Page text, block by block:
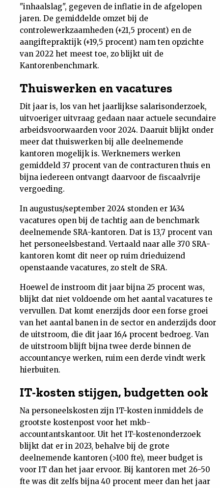
"inhaalslag", gegeven de inflatie in de afgelopen
jaren. De gemiddelde omzet bij de
controlewerkzaamheden (+21,5 procent) en de
aangiftepraktijk (+19,5 procent) nam ten opzichte
van 2022 het meest toe, zo blijkt uit de
Kantorenbenchmark.
Thuiswerken en vacatures
Dit jaar is, los van het jaarlijkse salarisonderzoek,
uitvoeriger uitvraag gedaan naar actuele secundaire
arbeidsvoorwaarden voor 2024. Daaruit blijkt onder
meer dat thuiswerken bij alle deelnemende
kantoren mogelijk is. Werknemers werken
gemiddeld 37 procent van de contracturen thuis en
bijna iedereen ontvangt daarvoor de fiscaalvrije
vergoeding.
In augustus/september 2024 stonden er 1434
vacatures open bij de tachtig aan de benchmark
deelnemende SRA-kantoren. Dat is 13,7 procent van
het personeelsbestand. Vertaald naar alle 370 SRA-
kantoren komt dit neer op ruim drieduizend
openstaande vacatures, zo stelt de SRA.
Hoewel de instroom dit jaar bijna 25 procent was,
blijkt dat niet voldoende om het aantal vacatures te
vervullen. Dat komt enerzijds door een forse groei
van het aantal banen in de sector en anderzijds door
de uitstroom, die dit jaar 16,4 procent bedroeg. Van
de uitstroom blijft bijna twee derde binnen de
accountancye werken, ruim een derde vindt werk
hierbuiten.
IT-kosten stijgen, budgetten ook
Na personeelskosten zijn IT-kosten inmiddels de
grootste kostenpost voor het mkb-
accountantskantoor. Uit het IT-kostenonderzoek
blijkt dat er in 2023, behalve bij de grote
deelnemende kantoren (>100 fte), meer budget is
voor IT dan het jaar ervoor. Bij kantoren met 26-50
fte was dit zelfs bijna 40 procent meer dan het jaar